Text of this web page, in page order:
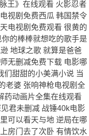
王》在线观看 火影忍者
视剧免费西瓜 韩国禁令
电视剧免费观看 很黄的
的棒棒就想吃的歌手是
地球之歌 就算是爸爸
无删减免费下载 电影哪
们甜甜的小美满小说 当
老婆 张响神枪电视剧全
药动画片全集在线观看
君未删减 战锤40k电影
可以看天与地 逆局在哪
房门去了次卧 有情饮水